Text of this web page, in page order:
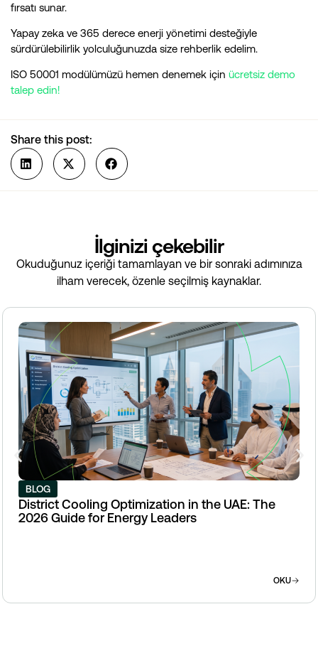
fırsatı sunar.
Yapay zeka ve 365 derece enerji yönetimi desteğiyle
sürdürülebilirlik yolculuğunuzda size rehberlik edelim.
ISO 50001 modülümüzü hemen denemek için ücretsiz demo
talep edin!
Share this post:
İlginizi çekebilir
Okuduğunuz içeriği tamamlayan ve bir sonraki adımınıza
ilham verecek, özenle seçilmiş kaynaklar.
BLOG
District Cooling Optimization in the UAE: The
2026 Guide for Energy Leaders
OKU